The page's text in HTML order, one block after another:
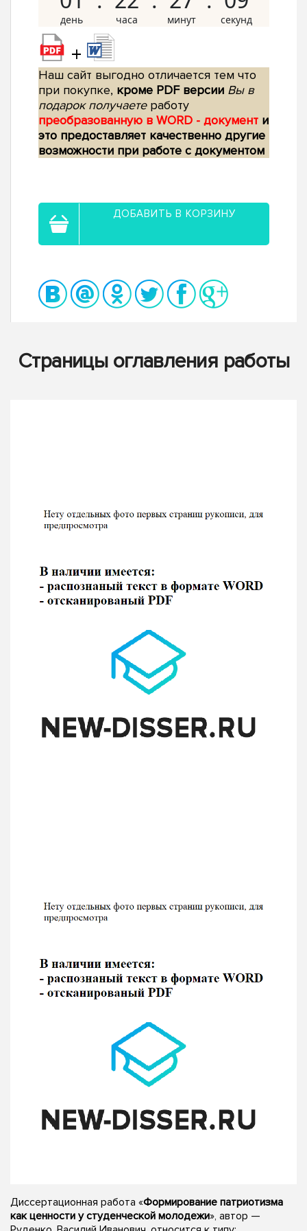
+
Наш сайт выгодно отличается тем что
при покупке, кроме PDF версии Вы в
подарок получаетеработу
преобразованную в WORD - документ и
это предоставляет качественно другие
возможности при работе с документом
ДОБАВИТЬ В КОРЗИНУ
Страницы оглавления работы
Диссертационная работа «Формирование патриотизма
как ценности у студенческой молодежи», автор —